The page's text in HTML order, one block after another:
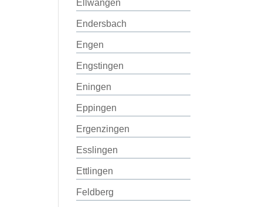
Ellwangen
Endersbach
Engen
Engstingen
Eningen
Eppingen
Ergenzingen
Esslingen
Ettlingen
Feldberg